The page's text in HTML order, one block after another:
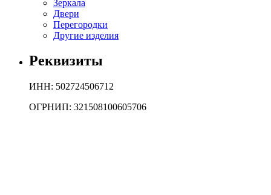
Зеркала
Двери
Перегородки
Другие изделия
Реквизиты
ИНН: 502724506712
ОГРНИП: 321508100605706